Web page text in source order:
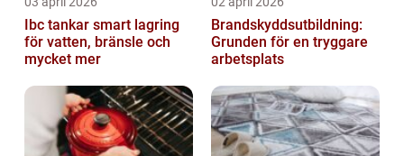
Ibc tankar smart lagring
för vatten, bränsle och
mycket mer
Brandskyddsutbildning:
Grunden för en tryggare
arbetsplats